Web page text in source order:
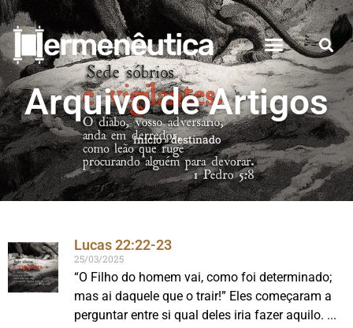
Arquivo de Artigos
Início»destinado
Lucas 22:22-23
25/03/2025
“O Filho do homem vai, como foi determinado;
mas ai daquele que o trair!” Eles começaram a
perguntar entre si qual deles iria fazer aquilo.